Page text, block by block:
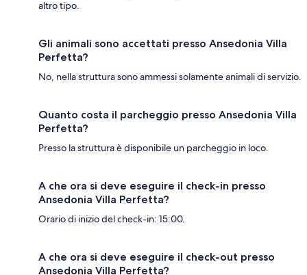
altro tipo.
Gli animali sono accettati presso Ansedonia Villa
Perfetta?
No, nella struttura sono ammessi solamente animali di servizio.
Quanto costa il parcheggio presso Ansedonia Villa
Perfetta?
Presso la struttura è disponibile un parcheggio in loco.
A che ora si deve eseguire il check-in presso
Ansedonia Villa Perfetta?
Orario di inizio del check-in: 15:00.
A che ora si deve eseguire il check-out presso
Ansedonia Villa Perfetta?